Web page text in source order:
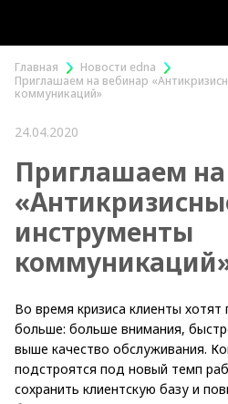
Главная
Новости edna
Приглашаем на вебинар
коммуникаций»
24.04.2020
Приглашаем
инструменты
Во время кризиса клиенты хотят
больше: больше внимания,
выше качество обслуживания.
подстроятся под новый темп
сохранить клиентскую базу и